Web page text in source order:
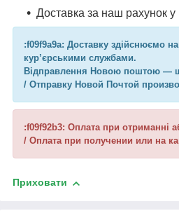
Доставка за наш рахунок у
:f09f9a9a: Доставку здійснюємо
кур’єрськими службами.
Відправлення Новою поштою —
/ Отправку Новой Почтой
:f09f92b3: Оплата при отриманні
/ Оплата при получении или на
Приховати